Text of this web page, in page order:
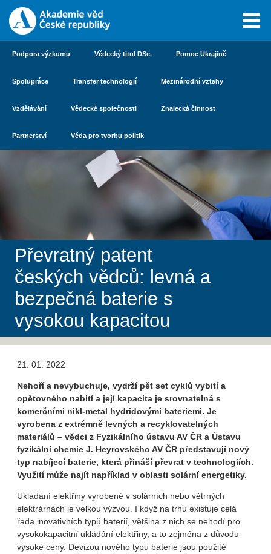
Podpora výzkumu Vědecký titul DSc. Pomoc Ukrajině
Spolupráce Transfer technologií Mezinárodní vztahy
Vzdělávání Vědecké společnosti Znalecká činnost
Partnerství Věda pro tvorbu politik
Převratný patent
českých vědců: levná a
bezpečná baterie s
vysokou kapacitou
21. 01. 2022
Nehoří a nevybuchuje, vydrží pět set cyklů vybití a
opětovného nabití a její kapacita je srovnatelná s
komerčními nikl-metal hydridovými bateriemi. Je
vyrobena z extrémně levných a recyklovatelných
materiálů – vědci z Fyzikálního ústavu AV ČR a Ústavu
fyzikální chemie J. Heyrovského AV ČR představují nový
typ nabíjecí baterie, která přináší převrat v technologiích.
Využití může najít například v oblasti solární energetiky.
Ukládání elektřiny vyrobené v solárních nebo větrných
elektrárnách je velkou výzvou. I když na trhu existuje celá
řada inovativních typů baterií, většina z nich se nehodí pro
vysokokapacitní ukládání elektřiny, a to zejména z důvodu
vysoké ceny. Devizou nového typu baterie jsou použité